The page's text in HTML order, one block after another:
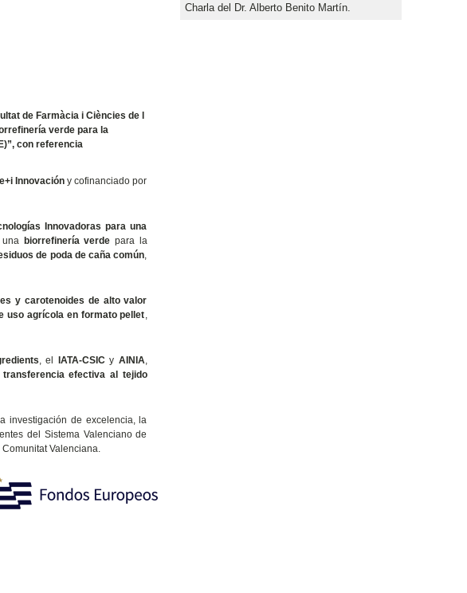
de Farmàcia i Ciències de l
verde para la
con referencia
Innovación y cofinanciado por
Innovadoras para una
biorrefinería verde para la
de poda de caña común,
y carotenoides de alto valor
uso agrícola en formato pellet,
, el IATA-CSICy AINIA,
transferencia efectiva al tejido
investigación de excelencia, la
del Sistema Valenciano de
Valenciana.
Charla del Dr. Alberto Benito Martín.